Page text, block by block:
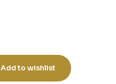
Add to wishlist